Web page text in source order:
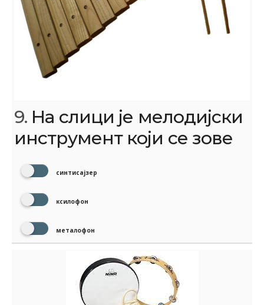
9. На слици је мелодијски
инструмент који се зове
синтисајзер
ксилофон
металофон